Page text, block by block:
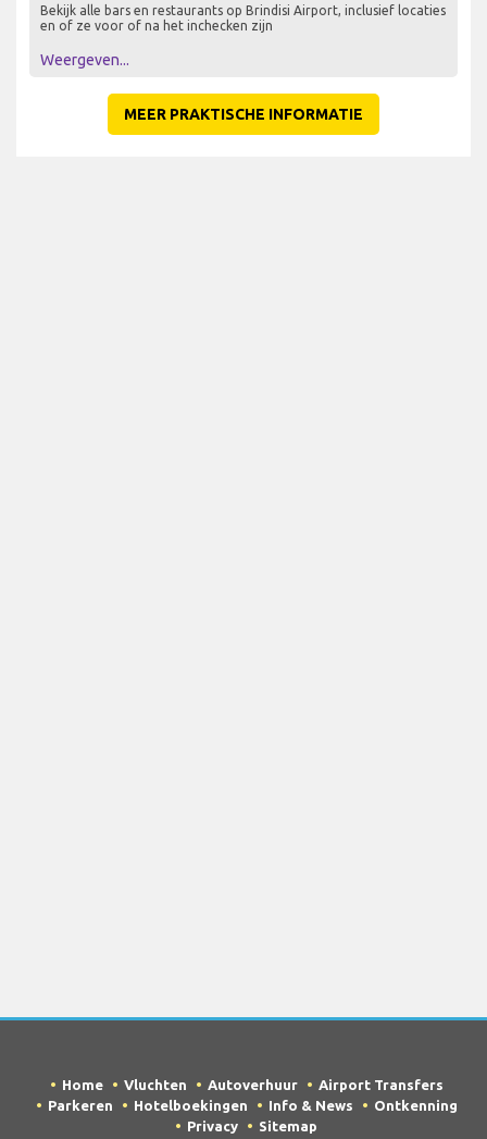
Bekijk alle bars en restaurants op Brindisi Airport, inclusief locaties
en of ze voor of na het inchecken zijn
Weergeven...
MEER PRAKTISCHE INFORMATIE
Home Vluchten Autoverhuur
Airport Transfers
Parkeren
Hotelboekingen Info & News
Ontkenning
Privacy
Sitemap